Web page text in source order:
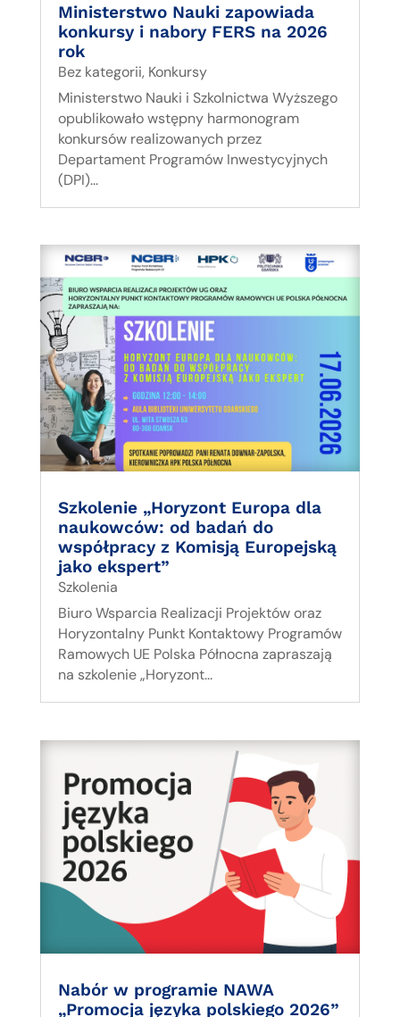
Ministerstwo Nauki zapowiada
konkursy i nabory FERS na 2026
rok
Bez kategorii, Konkursy
Ministerstwo Nauki i Szkolnictwa Wyższego
opublikowało wstępny harmonogram
konkursów realizowanych przez
Departament Programów Inwestycyjnych
(DPI)...
Szkolenie „Horyzont Europa dla
naukowców: od badań do
współpracy z Komisją Europejską
jako ekspert”
Szkolenia
Biuro Wsparcia Realizacji Projektów oraz
Horyzontalny Punkt Kontaktowy Programów
Ramowych UE Polska Północna zapraszają
na szkolenie „Horyzont...
Nabór w programie NAWA
„Promocja języka polskiego 2026”